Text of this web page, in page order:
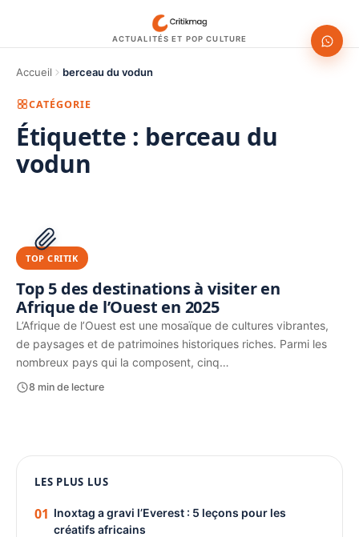
ACTUALITÉS ET POP CULTURE
Accueil berceau du vodun
CATÉGORIE
Étiquette : berceau du
vodun
PUBLICITÉ
TOP CRITIK
Top 5 des destinations à visiter en
Afrique de l’Ouest en 2025
L’Afrique de l’Ouest est une mosaïque de cultures vibrantes,
de paysages et de patrimoines historiques riches. Parmi les
nombreux pays qui la composent, cinq…
8 min de lecture
PUBLICITÉ
LES PLUS LUS
01 Inoxtag a gravi l’Everest : 5 leçons pour les
créatifs africains